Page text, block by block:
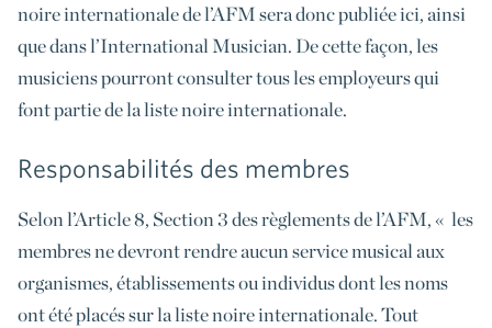
noire internationale de l’AFM sera donc publiée ici, ainsi
que dans l’International Musician. De cette façon, les
musiciens pourront consulter tous les employeurs qui
font partie de la liste noire internationale.
Responsabilités des membres
Selon l’Article 8, Section 3 des règlements de l’AFM, « les
membres ne devront rendre aucun service musical aux
organismes, établissements ou individus dont les noms
ont été placés sur la liste noire internationale. Tout